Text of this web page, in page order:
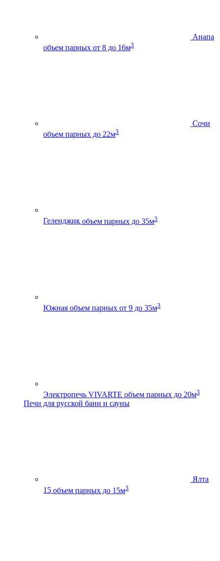
Анапа
объем парных от 8 до 16м3
Сочи
объем парных до 22м3
Геленджик объем парных до 35м3
Южная объем парных от 9 до 35м3
Электропечь VIVARTE объем парных до 20м3
Печи для русской бани и сауны
Ялта
15 объем парных до 15м3